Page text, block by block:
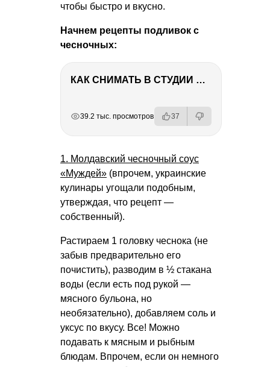
чтобы быстро и вкусно.
Начнем рецепты подливок с
чесночных:
КАК СНИМАТЬ В СТУДИИ СО ВСПЫШКАМИ
39.2 тыс. просмотров 37
1. Молдавский чесночный соус
«Муждей» (впрочем, украинские
кулинары угощали подобным,
утверждая, что рецепт —
собственный).
Растираем 1 головку чеснока (не
забыв предварительно его
почистить), разводим в ½ стакана
воды (если есть под рукой —
мясного бульона, но
необязательно), добавляем соль и
уксус по вкусу. Все! Можно
подавать к мясным и рыбным
блюдам. Впрочем, если он немного